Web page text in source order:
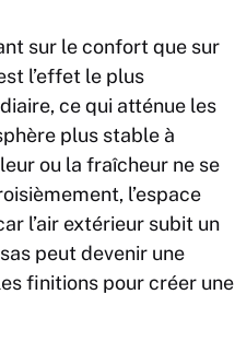
sur le confort que sur
l’effet le plus
ce qui atténue les
plus stable à
ou la fraîcheur ne se
l’espace
l’air extérieur subit un
peut devenir une
finitions pour créer une